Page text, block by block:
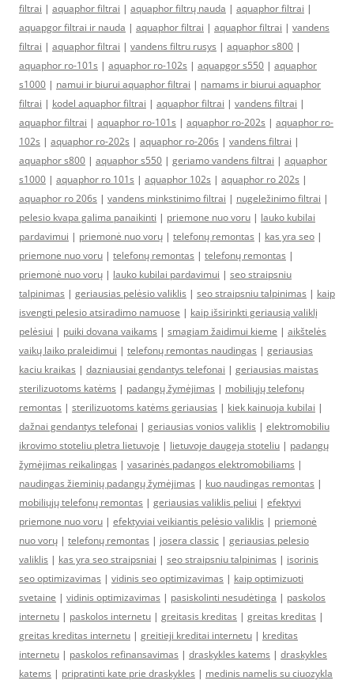
filtrai | aquaphor filtrai | aquaphor filtrų nauda | aquaphor filtrai |
aquapgor filtrai ir nauda | aquaphor filtrai | aquaphor filtrai | vandens
filtrai | aquaphor filtrai | vandens filtru rusys | aquaphor s800 |
aquaphor ro-101s | aquaphor ro-102s | aquapgor s550 | aquaphor
s1000 | namui ir biurui aquaphor filtrai | namams ir biurui aquaphor
filtrai | kodel aquaphor filtrai | aquaphor filtrai | vandens filtrai |
aquaphor filtrai | aquaphor ro-101s | aquaphor ro-202s | aquaphor ro-
102s | aquaphor ro-202s | aquaphor ro-206s | vandens filtrai |
aquaphor s800 | aquaphor s550 | geriamo vandens filtrai | aquaphor
s1000 | aquaphor ro 101s | aquaphor 102s | aquaphor ro 202s |
aquaphor ro 206s | vandens minkstinimo filtrai | nugeležinimo filtrai |
pelesio kvapa galima panaikinti | priemone nuo voru | lauko kubilai
pardavimui | priemonė nuo vorų | telefonų remontas | kas yra seo |
priemone nuo voru | telefonų remontas | telefonų remontas |
priemonė nuo vorų | lauko kubilai pardavimui | seo straipsniu
talpinimas | geriausias pelėsio valiklis | seo straipsniu talpinimas | kaip
isvengti pelesio atsiradimo namuose | kaip išsirinkti geriausią valiklį
pelėsiui | puiki dovana vaikams | smagiam žaidimui kieme | aikštelės
vaikų laiko praleidimui | telefonų remontas naudingas | geriausias
kaciu kraikas | dazniausiai gendantys telefonai | geriausias maistas
sterilizuotoms katėms | padangų žymėjimas | mobiliųjų telefonų
remontas | sterilizuotoms katėms geriausias | kiek kainuoja kubilai |
dažnai gendantys telefonai | geriausias vonios valiklis | elektromobiliu
ikrovimo stoteliu pletra lietuvoje | lietuvoje daugeja stoteliu | padangų
žymėjimas reikalingas | vasarinės padangos elektromobiliams |
naudingas žieminių padangų žymėjimas | kuo naudingas remontas |
mobiliųjų telefonų remontas | geriausias valiklis peliui | efektyvi
priemone nuo voru | efektyviai veikiantis pelėsio valiklis | priemonė
nuo vorų | telefonų remontas | josera classic | geriausias pelesio
valiklis | kas yra seo straipsniai | seo straipsniu talpinimas | isorinis
seo optimizavimas | vidinis seo optimizavimas | kaip optimizuoti
svetaine | vidinis optimizavimas | pasiskolinti nesudėtinga | paskolos
internetu | paskolos internetu | greitasis kreditas | greitas kreditas |
greitas kreditas internetu | greitieji kreditai internetu | kreditas
internetu | paskolos refinansavimas | draskykles katems | draskykles
katems | pripratinti kate prie draskykles | medinis namelis su ciuozykla